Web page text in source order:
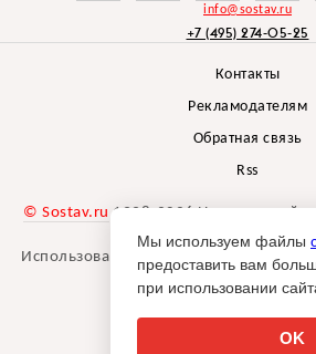
info@sostav.ru
+7 (495) 274-05-25
Контакты
Рекламодателям
Обратная связь
Rss
© Sostav.ru 1998-2026 Независимый
агентства Depot
Использование материалов Sostav.ru
указании источника.
Мы используем файлы
предоставить вам
при использовании
OK